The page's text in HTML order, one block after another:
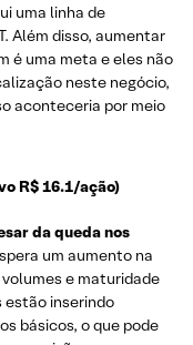
uma linha de
Além disso, aumentar
é uma meta e eles não
neste negócio,
aconteceria por meio
R$ 16.1/ação)
da queda nos
um aumento na
e maturidade
estão inserindo
básicos, o que pode